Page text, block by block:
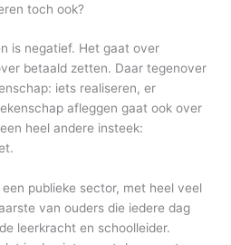
toch ook?
is negatief. Het gaat over
betaald zetten. Daar tegenover
iets realiseren, er
afleggen gaat ook over
heel andere insteek:
publieke sector, met heel veel
van ouders die iedere dag
leerkracht en schoolleider.